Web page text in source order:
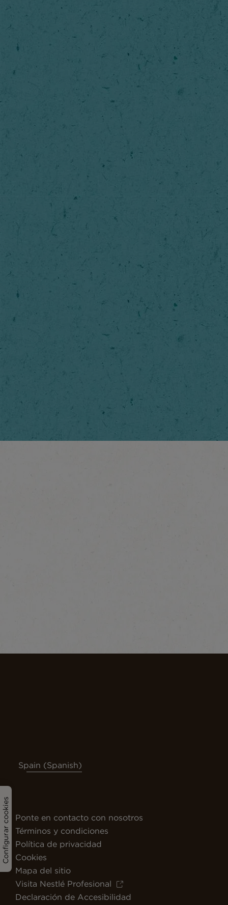
Configurar cookies
Spain (Spanish)
Ponte en contacto con nosotros
Términos y condiciones
Política de privacidad
Cookies
Mapa del sitio
Visita Nestlé Profesional
Declaración de Accesibilidad